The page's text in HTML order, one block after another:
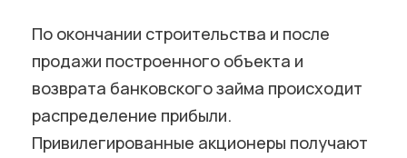
По окончании строительства и после
продажи построенного объекта и
возврата банковского займа происходит
распределение прибыли.
Привилегированные акционеры получают